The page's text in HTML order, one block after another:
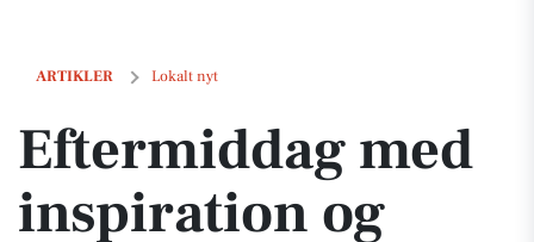
ARTIKLER Lokalt nyt
Eftermiddag med inspiration og fællesskab for mænd i
Eftermiddag med
inspiration og